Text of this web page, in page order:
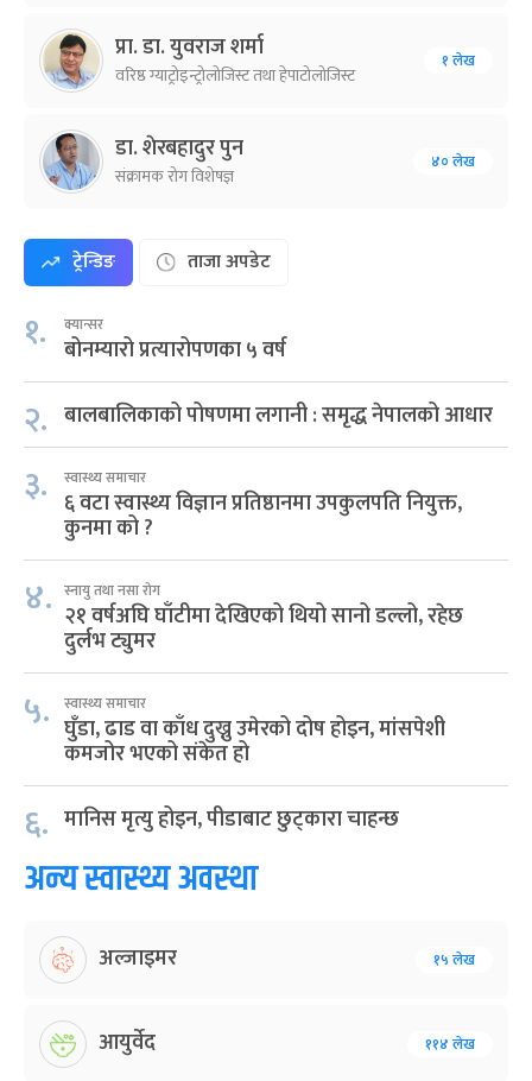
प्रा. डा. युवराज शर्मा
वरिष्ठ ग्याट्रोइन्ट्रोलोजिस्ट तथा हेपाटोलोजिस्ट
१ लेख
डा. शेरबहादुर पुन
संक्रामक रोग विशेषज्ञ
४० लेख
ट्रेन्डिङ ताजा अपडेट
१. क्यान्सर
बोनम्यारो प्रत्यारोपणका ५ वर्ष
२. बालबालिकाको पोषणमा लगानी : समृद्ध नेपालको आधार
३. स्वास्थ्य समाचार
६ वटा स्वास्थ्य विज्ञान प्रतिष्ठानमा उपकुलपति नियुक्त,
कुनमा को ?
४. स्नायु तथा नसा रोग
२१ वर्षअघि घाँटीमा देखिएको थियो सानो डल्लो, रहेछ
दुर्लभ ट्युमर
५. स्वास्थ्य समाचार
घुँडा, ढाड वा काँध दुख्नु उमेरको दोष होइन, मांसपेशी
कमजोर भएको संकेत हो
६. मानिस मृत्यु होइन, पीडाबाट छुट्कारा चाहन्छ
अन्य स्वास्थ्य अवस्था
अल्जाइमर १५ लेख
आयुर्वेद ११४ लेख